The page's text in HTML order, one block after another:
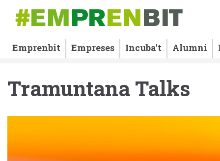
Emprenbit Empreses Incuba't Alumni
Tramuntana Talks